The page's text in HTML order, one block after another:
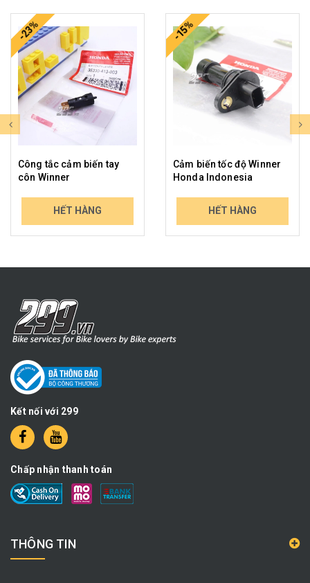
-23%
Công tắc cảm biến tay
côn Winner
229.000₫HẾT HÀNG
-15%
Cảm biến tốc độ Winner
Honda Indonesia
439.000₫HẾT HÀNG
Kết nối với 299
Chấp nhận thanh toán
THÔNG TIN